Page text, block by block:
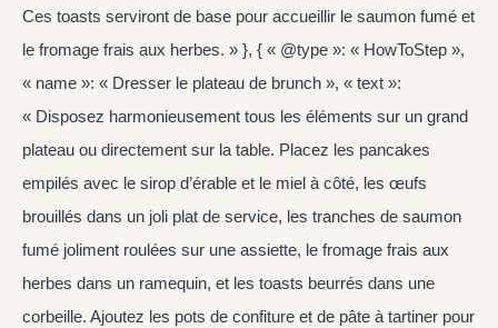
Ces toasts serviront de base pour accueillir le saumon fumé et
le fromage frais aux herbes. » }, { « @type »: « HowToStep »,
« name »: « Dresser le plateau de brunch », « text »:
« Disposez harmonieusement tous les éléments sur un grand
plateau ou directement sur la table. Placez les pancakes
empilés avec le sirop d’érable et le miel à côté, les œufs
brouillés dans un joli plat de service, les tranches de saumon
fumé joliment roulées sur une assiette, le fromage frais aux
herbes dans un ramequin, et les toasts beurrés dans une
corbeille. Ajoutez les pots de confiture et de pâte à tartiner pour